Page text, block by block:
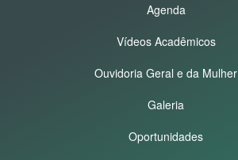
Agenda
Vídeos Acadêmicos
Ouvidoria Geral e da Mulher
Galeria
Oportunidades